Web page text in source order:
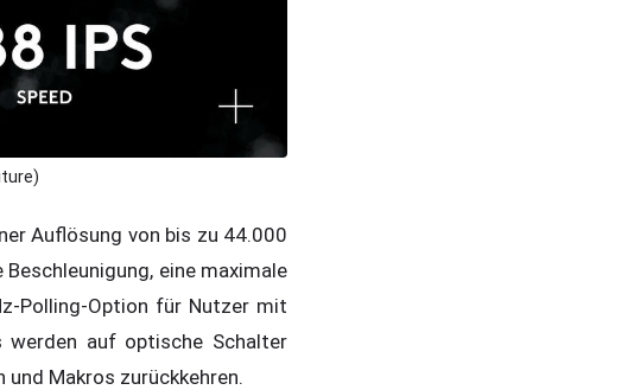
Auflösung von bis zu 44.000
eine maximale
Polling-Option für Nutzer mit
werden auf optische Schalter
Makros zurückkehren.